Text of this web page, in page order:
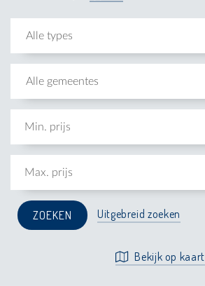
Alle types
Alle gemeentes
Uitgebreid zoeken
Bekijk op kaart